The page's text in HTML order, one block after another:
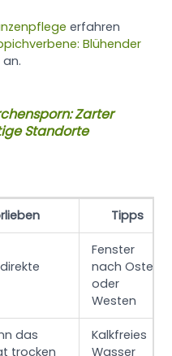
erfahren
Blühender
an.
Zarter
Standorte
Tipps
Fenster
nach Osten
oder
Westen
das
trocken
Kalkfreies
Wasser